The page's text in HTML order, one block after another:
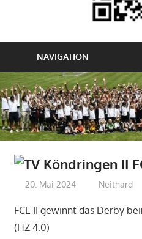
NAVIGATION
20. Mai 2024 Neithard
FCE II gewinnt das Derby
(HZ 4:0)